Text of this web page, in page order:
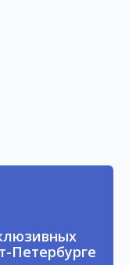
Петербурге